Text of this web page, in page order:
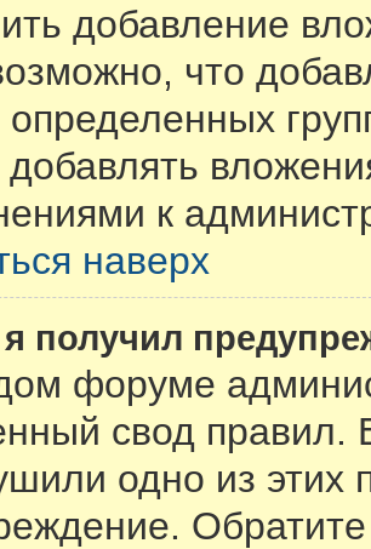
добавление
что
к
наверх
получил
форуме
свод правил.
одно из этих